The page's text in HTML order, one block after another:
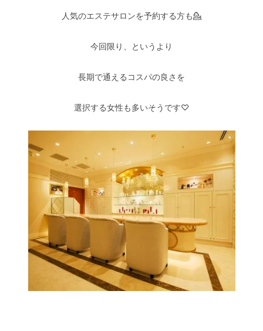
人気のエステサロンを予約する方も💁
今回限り、というより
長期で通えるコスパの良さを
選択する女性も多いそうです♡